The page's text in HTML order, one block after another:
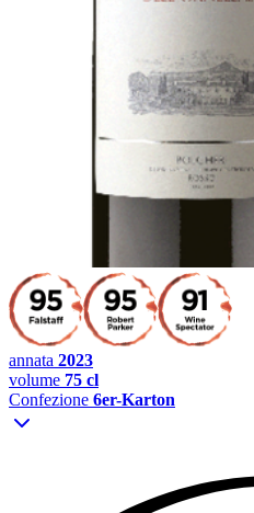
annata 2023
volume 75 cl
Confezione 6er-Karton